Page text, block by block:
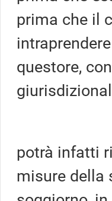
prima che il
questore,
potrà infatti
misure della